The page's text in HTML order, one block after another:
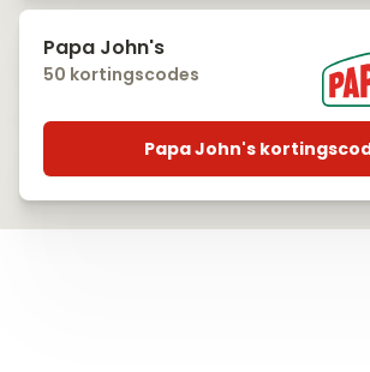
Papa John's
50 kortingscodes
Papa John's